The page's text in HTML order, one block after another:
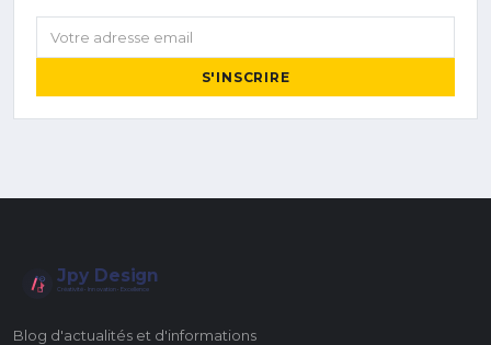
Votre adresse email
S'INSCRIRE
Jpy Design
Créativité • Innovation • Excellence
Blog d'actualités et d'informations